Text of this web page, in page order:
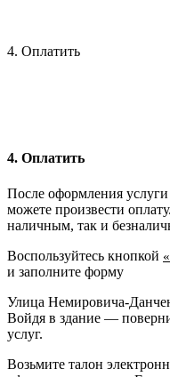
4. Оплатить
4. Оплатить
После оформления услуги
можете произвести
наличным, так и
Воспользуйтесь кнопкой
и заполните форму
Улица Немировича-
Войдя в здание —
услуг.
Возьмите талон